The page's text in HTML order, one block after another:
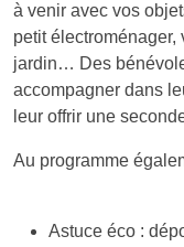
à venir avec vos
petit électroménager,
jardin… Des
accompagner dans
leur offrir une
Au programme
Astuce éco :